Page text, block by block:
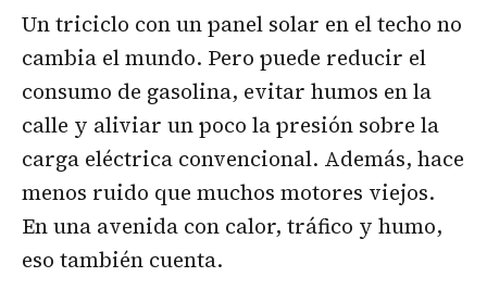
Un triciclo con un panel solar en el techo no
cambia el mundo. Pero puede reducir el
consumo de gasolina, evitar humos en la
calle y aliviar un poco la presión sobre la
carga eléctrica convencional. Además, hace
menos ruido que muchos motores viejos.
En una avenida con calor, tráfico y humo,
eso también cuenta.